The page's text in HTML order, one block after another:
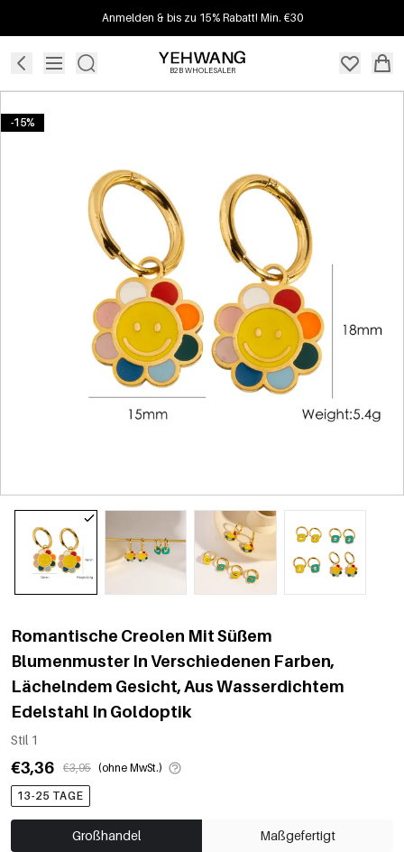
Anmelden & bis zu 15% Rabatt! Min. €30
B2B WHOLESALER
-15%
Romantische Creolen Mit Süßem
Blumenmuster In Verschiedenen Farben,
Lächelndem Gesicht, Aus Wasserdichtem
Edelstahl In Goldoptik
Stil 1
€3,36 €3,95 (ohne MwSt.)
13-25 TAGE
Großhandel Maßgefertigt